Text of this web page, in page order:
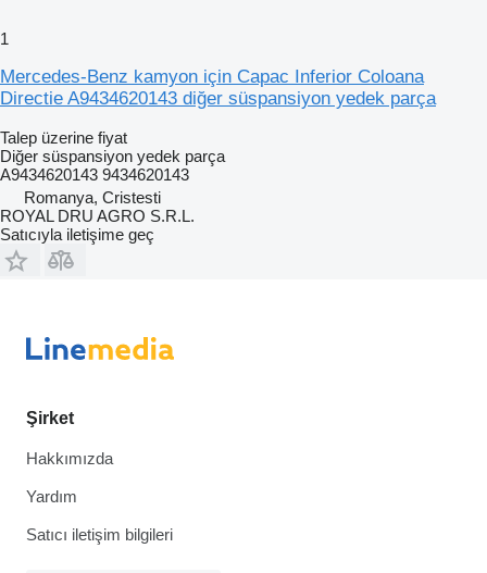
1
Mercedes-Benz kamyon için Capac Inferior Coloana
Directie A9434620143 diğer süspansiyon yedek parça
Talep üzerine fiyat
Diğer süspansiyon yedek parça
A9434620143 9434620143
Romanya, Cristesti
ROYAL DRU AGRO S.R.L.
Satıcıyla iletişime geç
Şirket
Hakkımızda
Yardım
Satıcı iletişim bilgileri